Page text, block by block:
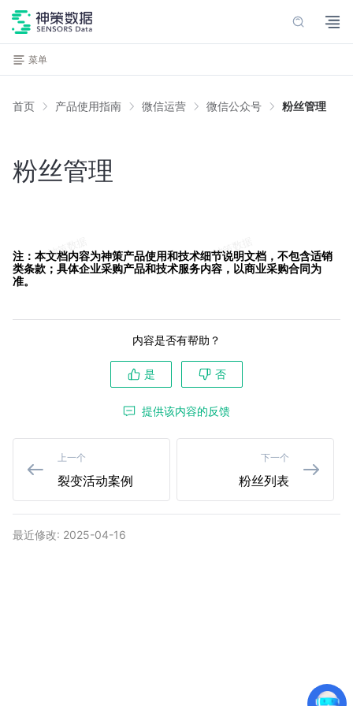
菜单
首页 产品使用指南 微信运营 微信公众号 粉丝管理
粉丝管理
注：本文档内容为神策产品使用和技术细节说明文档，不包含适销
类条款；具体企业采购产品和技术服务内容，以商业采购合同为
准。
内容是否有帮助？
是 否
提供该内容的反馈
上一个
裂变活动案例
下一个
粉丝列表
最近修改: 2025-04-16